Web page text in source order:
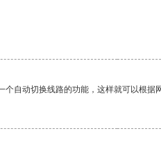
自动切换线路的功能，这样就可以根据